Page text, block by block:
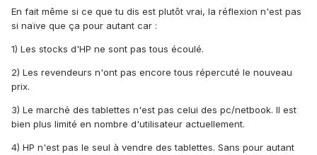
En fait même si ce que tu dis est plutôt vrai, la réflexion n'est pas
si naïve que ça pour autant car :
1) Les stocks d'HP ne sont pas tous écoulé.
2) Les revendeurs n'ont pas encore tous répercuté le nouveau
prix.
3) Le marché des tablettes n'est pas celui des pc/netbook. Il est
bien plus limité en nombre d'utilisateur actuellement.
4) HP n'est pas le seul à vendre des tablettes. Sans pour autant